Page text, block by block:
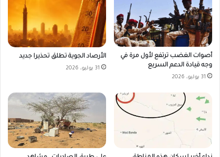
أصوات الغضب ترتفع لأول مرة في
وجه قيادة الدعم السريع
31 يوليو، 2026
الأرصاد الجوية تطلق تحذيرا جديد
31 يوليو، 2026